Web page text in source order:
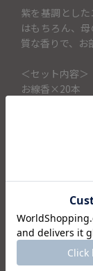
紫を基調とし
はもちろん、
質な香りで、お
＜セット内容＞
お線香×20本
仕様
注意事項